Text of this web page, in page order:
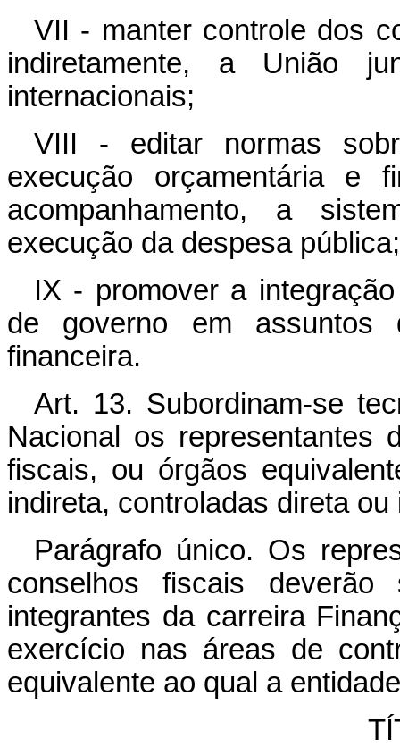
VII - manter controle dos
indiretamente, a União
internacionais;
VIII - editar normas
execução orçamentária e
acompanhamento, a
execução da despesa pública;
IX - promover a
de governo em assuntos
financeira.
Art. 13. Subordinam-se
Nacional os representantes
fiscais, ou órgãos
indireta, controladas direta
Parágrafo único. Os
conselhos fiscais deverão
integrantes da carreira
exercício nas áreas de
equivalente ao qual a